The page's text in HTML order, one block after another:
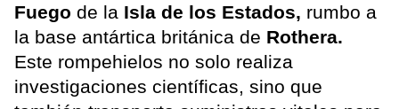
Fuego de la Isla de los Estados, rumbo a
la base antártica británica de Rothera.
Este rompehielos no solo realiza
investigaciones científicas, sino que